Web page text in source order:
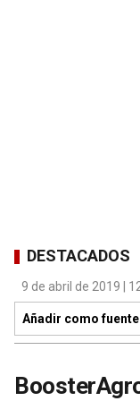
DESTACADOS
9 de abril de 2019 |
Añadir como fuente